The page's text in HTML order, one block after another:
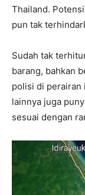
Thailand.
pun tak
Sudah tak
barang, bahkan
polisi di perairan
lainnya juga
sesuai dengan